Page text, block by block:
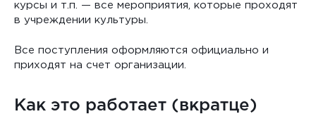
курсы и т.п. — все мероприятия, которые проходят
в учреждении культуры.
Все поступления оформляются официально и
приходят на счет организации.
Как это работает (вкратце)